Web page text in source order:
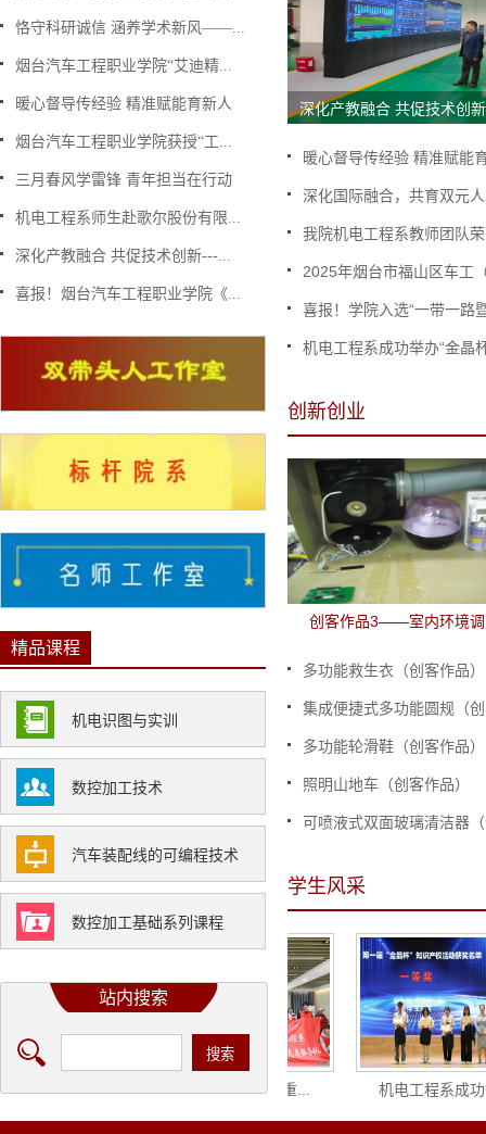
恪守科研诚信 涵养学术新风——...
烟台汽车工程职业学院“艾迪精...
暖心督导传经验 精准赋能育新人
烟台汽车工程职业学院获授“工...
三月春风学雷锋 青年担当在行动
机电工程系师生赴歌尔股份有限...
深化产教融合 共促技术创新---...
喜报！烟台汽车工程职业学院《...
精品课程
机电识图与实训
数控加工技术
汽车装配线的可编程技术
数控加工基础系列课程
站内搜索
深化产教融合 共促技术创
暖心督导传经验 精准赋能
深化国际融合，共育双元
我院机电工程系教师团队
2025年烟台市福山区车工
喜报！学院入选“一带一路
机电工程系成功举办“金晶
创新创业
创客作品3——室内环境
多功能救生衣（创客作品）
集成便捷式多功能圆规（
多功能轮滑鞋（创客作品）
照明山地车（创客作品）
可喷液式双面玻璃清洁器
学生风采
盎然 以棋... 福满福山，非遗重... 机电工程系成功